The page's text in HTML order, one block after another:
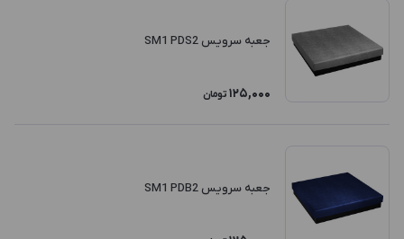
جعبه سرویس SM1 PDS2
125,000 تومان
جعبه سرویس SM1 PDB2